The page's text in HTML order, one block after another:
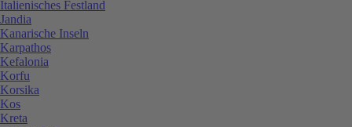
Italienisches Festland
Jandia
Kanarische Inseln
Karpathos
Kefalonia
Korfu
Korsika
Kos
Kreta